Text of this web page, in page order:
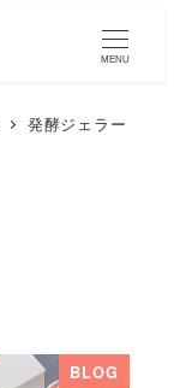
MENU
発酵ジェラー
BLOG